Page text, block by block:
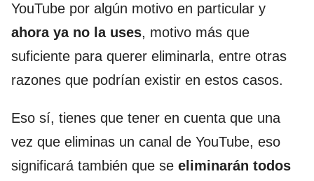
YouTube por algún motivo en particular y
ahora ya no la uses, motivo más que
suficiente para querer eliminarla, entre otras
razones que podrían existir en estos casos.
Eso sí, tienes que tener en cuenta que una
vez que eliminas un canal de YouTube, eso
significará también que se eliminarán todos